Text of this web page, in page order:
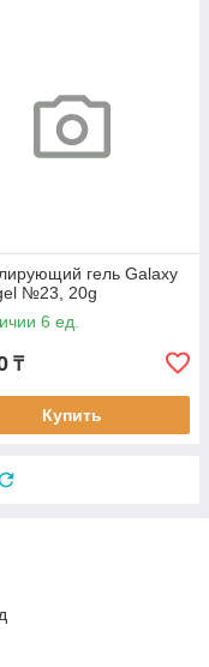
гель Galaxy
№23, 20g
6 ед.
₸
Купить